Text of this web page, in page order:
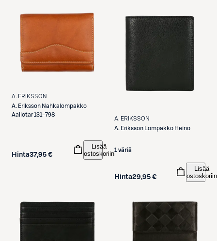
A. ERIKSSON
A. Eriksson Nahkalompakko
Aallotar 131-798
Hinta37,95 €
Lisää
ostoskoriin
A. ERIKSSON
A. Eriksson
Lompakko Heino
1 väriä
Hinta29,95 €
Lisää
ostoskoriin